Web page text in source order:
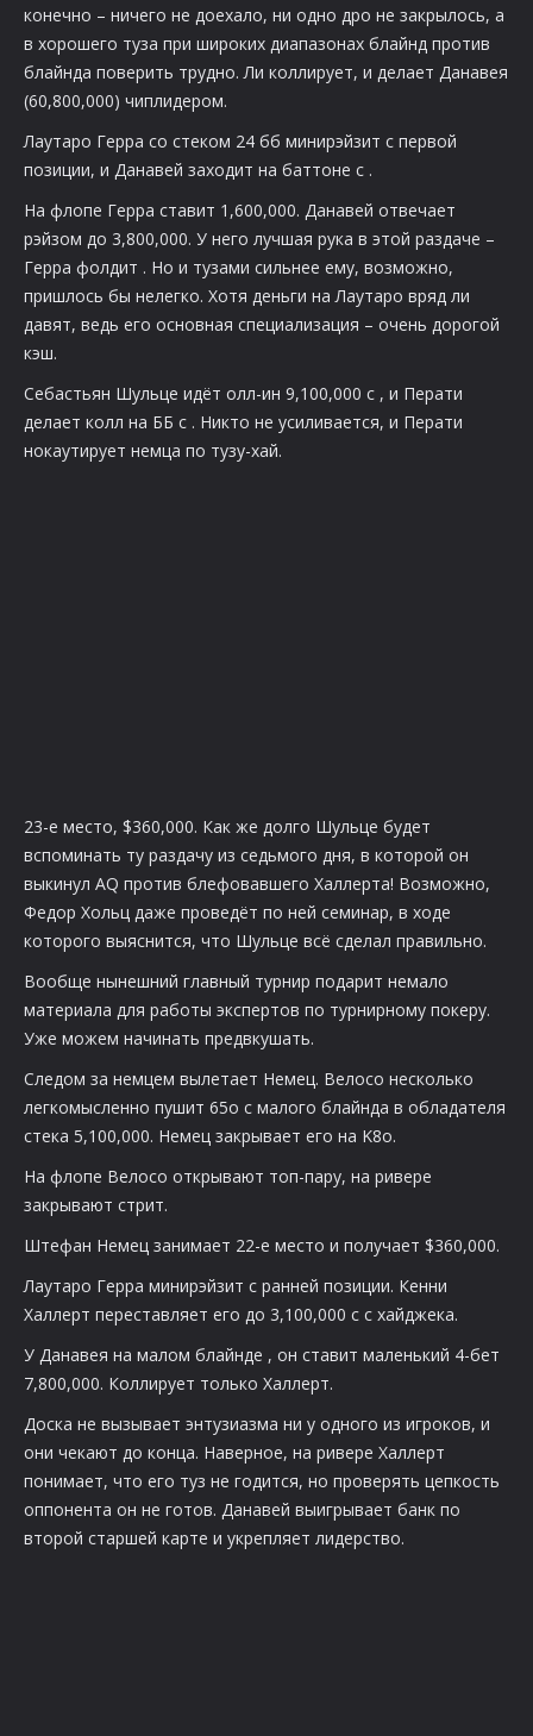
конечно – ничего не доехало, ни одно дро не закрылось, а
в хорошего туза при широких диапазонах блайнд против
блайнда поверить трудно. Ли коллирует, и делает Данавея
(60,800,000) чиплидером.
Лаутаро Герра со стеком 24 бб минирэйзит с первой
позиции, и Данавей заходит на баттоне с .
На флопе Герра ставит 1,600,000. Данавей отвечает
рэйзом до 3,800,000. У него лучшая рука в этой раздаче –
Герра фолдит . Но и тузами сильнее ему, возможно,
пришлось бы нелегко. Хотя деньги на Лаутаро вряд ли
давят, ведь его основная специализация – очень дорогой
кэш.
Себастьян Шульце идёт олл-ин 9,100,000 с , и Перати
делает колл на ББ с . Никто не усиливается, и Перати
нокаутирует немца по тузу-хай.
23-е место, $360,000. Как же долго Шульце будет
вспоминать ту раздачу из седьмого дня, в которой он
выкинул AQ против блефовавшего Халлерта! Возможно,
Федор Хольц даже проведёт по ней семинар, в ходе
которого выяснится, что Шульце всё сделал правильно.
Вообще нынешний главный турнир подарит немало
материала для работы экспертов по турнирному покеру.
Уже можем начинать предвкушать.
Следом за немцем вылетает Немец. Велосо несколько
легкомысленно пушит 65о с малого блайнда в обладателя
стека 5,100,000. Немец закрывает его на K8o.
На флопе Велосо открывают топ-пару, на ривере
закрывают стрит.
Штефан Немец занимает 22-е место и получает $360,000.
Лаутаро Герра минирэйзит с ранней позиции. Кенни
Халлерт переставляет его до 3,100,000 с с хайджека.
У Данавея на малом блайнде , он ставит маленький 4-бет
7,800,000. Коллирует только Халлерт.
Доска не вызывает энтузиазма ни у одного из игроков, и
они чекают до конца. Наверное, на ривере Халлерт
понимает, что его туз не годится, но проверять цепкость
оппонента он не готов. Данавей выигрывает банк по
второй старшей карте и укрепляет лидерство.